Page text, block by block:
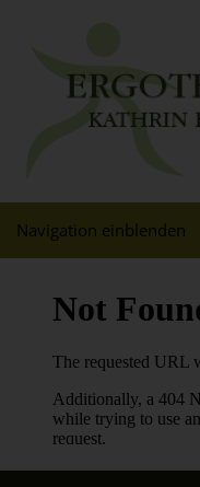
Navigation einblenden